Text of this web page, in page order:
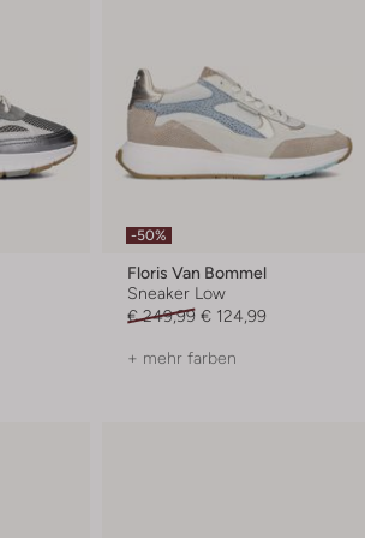
-50%
Floris Van Bommel
Sneaker Low
€ 249,99 € 124,99
+ mehr farben